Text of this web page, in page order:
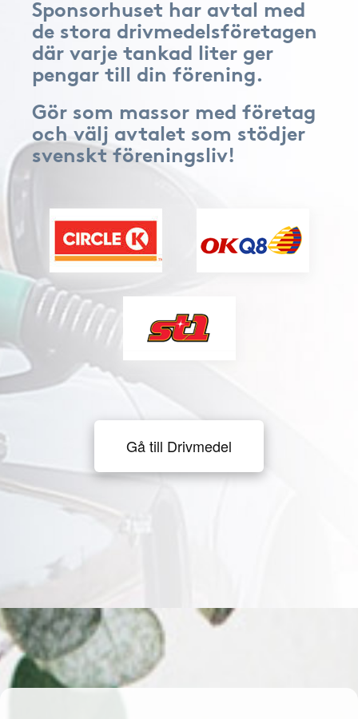
Sponsorhuset har avtal med
de stora drivmedelsföretagen
där varje tankad liter ger
pengar till din förening.
Gör som massor med företag
och välj avtalet som stödjer
svenskt föreningsliv!
Gå till Drivmedel